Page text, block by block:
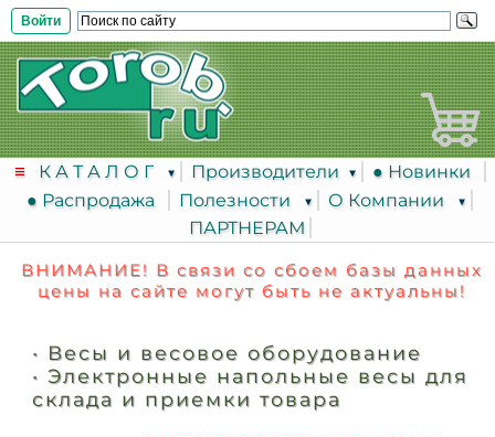
Войти
К А Т А Л О Г Производители
● Новинки
● Распродажа
Полезности
О Компании
ПАРТНЕРАМ
ВНИМАНИЕ! В связи со сбоем базы данных
цены на сайте могут быть не актуальны!
• Весы и весовое оборудование
•Электронные напольные весы для
склада и приемки товара